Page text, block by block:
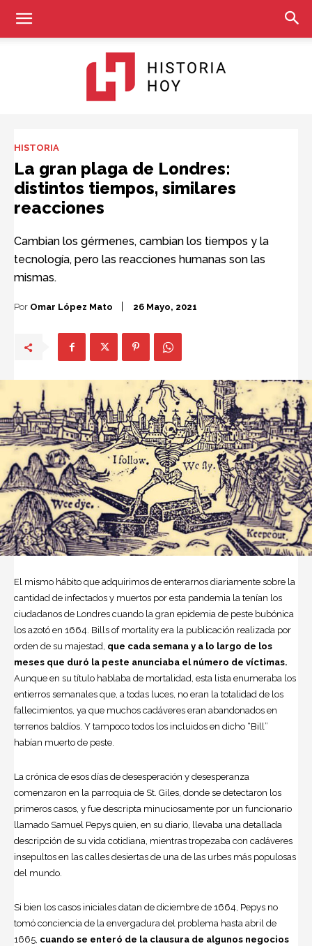
Hoy
HISTORIA
La gran plaga de Londres:
distintos tiempos, similares
reacciones
Cambian los gérmenes, cambian los tiempos y la
tecnología, pero las reacciones humanas son las
mismas.
Por Omar López Mato 26 Mayo, 2021
El mismo hábito que adquirimos de enterarnos diariamente sobre la
cantidad de infectados y muertos por esta pandemia la tenían los
ciudadanos de Londres cuando la gran epidemia de peste bubónica
los azotó en 1664. Bills of mortality era la publicación realizada por
orden de su majestad, que cada semana y a lo largo de los
meses que duró la peste anunciaba el número de víctimas.
Aunque en su título hablaba de mortalidad, esta lista enumeraba los
entierros semanales que, a todas luces, no eran la totalidad de los
fallecimientos, ya que muchos cadáveres eran abandonados en
terrenos baldíos. Y tampoco todos los incluidos en dicho “Bill”
habían muerto de peste.
La crónica de esos días de desesperación y desesperanza
comenzaron en la parroquia de St. Giles, donde se detectaron los
primeros casos, y fue descripta minuciosamente por un funcionario
llamado Samuel Pepys quien, en su diario, llevaba una detallada
descripción de su vida cotidiana, mientras tropezaba con cadáveres
insepultos en las calles desiertas de una de las urbes más populosas
del mundo.
Si bien los casos iniciales datan de diciembre de 1664, Pepys no
tomó conciencia de la envergadura del problema hasta abril de
1665, cuando se enteró de la clausura de algunos negocios